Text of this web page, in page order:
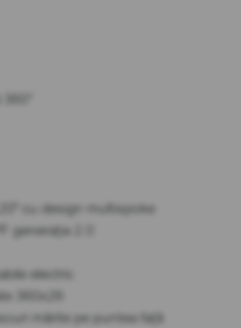
cu design multispoke
generația 2.0
electric
360x26
mărite pe puntea față